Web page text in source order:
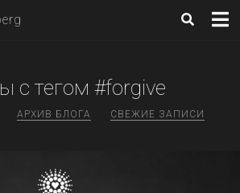
с тегом #forgive
АРХИВ БЛОГА СВЕЖИЕ ЗАПИСИ